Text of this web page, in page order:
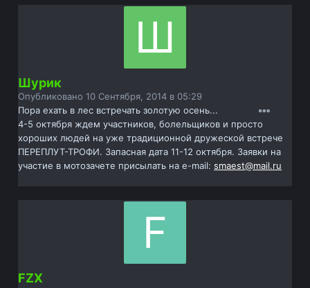
Шурик
Опубликовано10 Сентября, 2014 в 05:29
Пора ехать в лес встречать золотую осень...
4-5 октября ждем участников, болельщиков и просто
хороших людей на уже традиционной дружеской встрече
ПЕРЕПЛУТ-ТРОФИ. Запасная дата 11-12 октября. Заявки на
участие в мотозачете присылать на e-mail:smaest@mail.ru
FZX